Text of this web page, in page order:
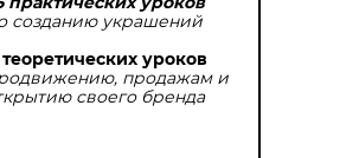
созданию украшений
теоретических уроков
продажам и
своего бренда